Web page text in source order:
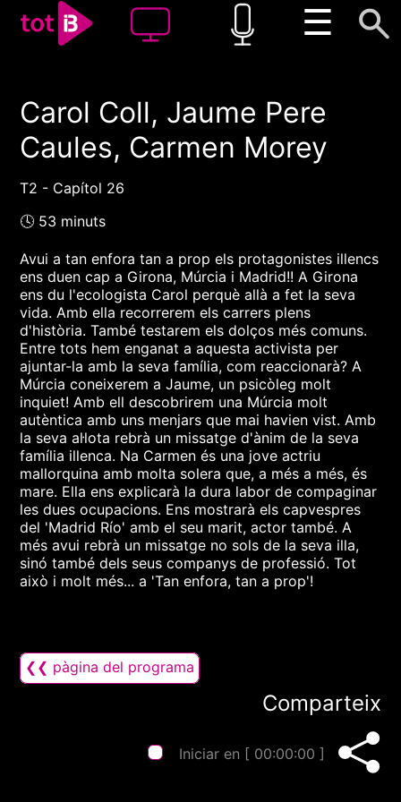
☰
00:00 00:00
1x
Carol Coll, Jaume Pere
Caules, Carmen Morey
T2 - Capítol 26
🕓 53 minuts
Avui a tan enfora tan a prop els protagonistes illencs
ens duen cap a Girona, Múrcia i Madrid!! A Girona
ens du l'ecologista Carol perquè allà a fet la seva
vida. Amb ella recorrerem els carrers plens
d'història. També testarem els dolços més comuns.
Entre tots hem enganat a aquesta activista per
ajuntar-la amb la seva família, com reaccionarà? A
Múrcia coneixerem a Jaume, un psicòleg molt
inquiet! Amb ell descobrirem una Múrcia molt
autèntica amb uns menjars que mai havien vist. Amb
la seva al·lota rebrà un missatge d'ànim de la seva
família illenca. Na Carmen és una jove actriu
mallorquina amb molta solera que, a més a més, és
mare. Ella ens explicarà la dura labor de compaginar
les dues ocupacions. Ens mostrarà els capvespres
del 'Madrid Río' amb el seu marit, actor també. A
més avui rebrà un missatge no sols de la seva illa,
sinó també dels seus companys de professió. Tot
això i molt més... a 'Tan enfora, tan a prop'!
❮❮ pàgina del programa
Comparteix
Iniciar en [ 00:00:00 ]